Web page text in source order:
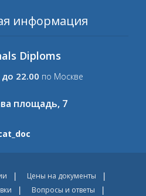
информация
Diploms
до 22.00 по Москве
площадь, 7
Цены на документы
Вопросы и ответы